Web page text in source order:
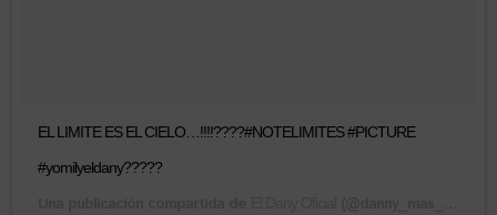
EL LIMITE ES EL CIELO…!!!!????#NOTELIMITES #PICTURE
#yomilyeldany?????